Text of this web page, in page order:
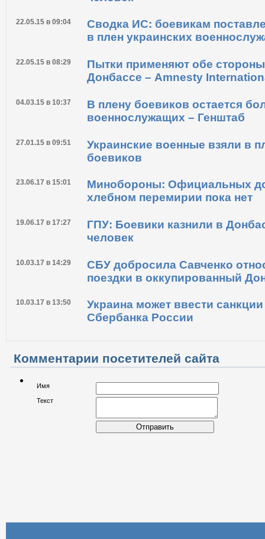
26.02.16 в 14:02
Из плена боевиков
человек
22.05.15 в 09:04
Сводка ИС: боевикам
в плен украинских
22.05.15 в 08:29
Пытки применяют обе
Донбассе – Amnesty
04.03.15 в 10:37
В плену боевиков остается
военнослужащих – Генштаб
27.01.15 в 09:51
Украинские военные взяли в
боевиков
23.06.17 в 15:01
Минобороны: Официальных
хлебном перемирии пока нет
19.06.17 в 17:27
ГПУ: Боевики казнили в
человек
10.03.17 в 14:29
СБУ добросила Савченко
поездки в оккупированный
Сбербанка России
Комментарии посетителей сайта